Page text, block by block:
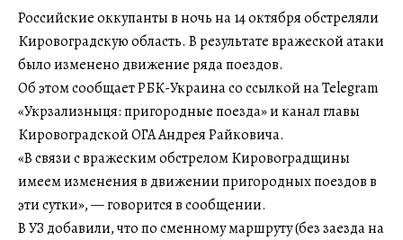
Российские оккупанты в ночь на 14 октября обстреляли
Кировоградскую область. В результате вражеской атаки
было изменено движение ряда поездов.
Об этом сообщает РБК-Украина со ссылкой на Telegram
«Укрзализныця: пригородные поезда» и канал главы
Кировоградской ОГА Андрея Райковича.
«В связи с вражеским обстрелом Кировоградщины
имеем изменения в движении пригородных поездов в
эти сутки», — говорится в сообщении.
В УЗ добавили, что по сменному маршруту (без заезда на